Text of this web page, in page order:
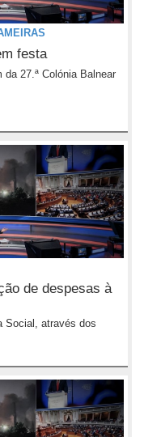
festa
27.ª Colónia Balnear
de despesas à
Social, através dos